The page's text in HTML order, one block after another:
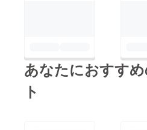
あなたにおすす
ト